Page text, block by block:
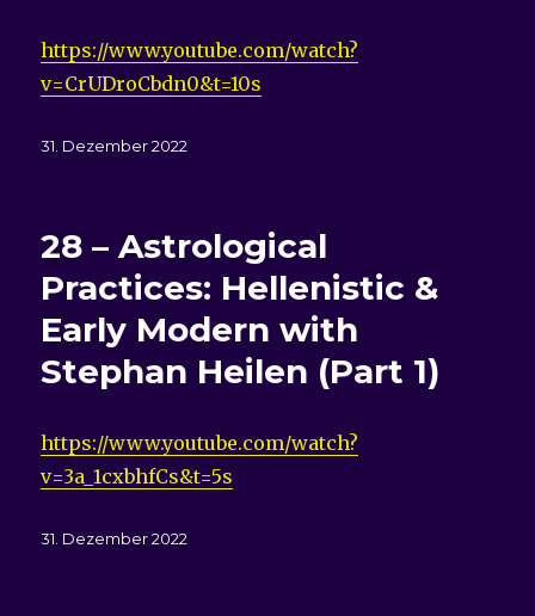
https://www.youtube.com/watch?
v=CrUDroCbdn0&t=10s
Veröffentlicht
31. Dezember 2022
28 – Astrological
Practices: Hellenistic &
Early Modern with
Stephan Heilen (Part 1)
https://www.youtube.com/watch?
v=3a_1cxbhfCs&t=5s
Veröffentlicht
31. Dezember 2022